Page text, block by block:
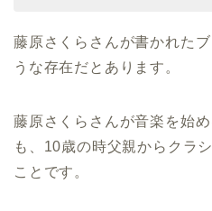
藤原さくらさんが書かれた
うな存在だとあります。
藤原さくらさんが音楽を始
も、10歳の時父親からクラ
ことです。